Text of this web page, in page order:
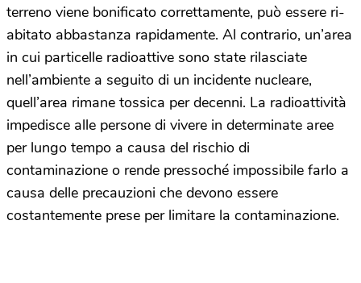
terreno viene bonificato correttamente, può essere ri-
abitato abbastanza rapidamente. Al contrario, un’area
in cui particelle radioattive sono state rilasciate
nell’ambiente a seguito di un incidente nucleare,
quell’area rimane tossica per decenni. La radioattività
impedisce alle persone di vivere in determinate aree
per lungo tempo a causa del rischio di
contaminazione o rende pressoché impossibile farlo a
causa delle precauzioni che devono essere
costantemente prese per limitare la contaminazione.